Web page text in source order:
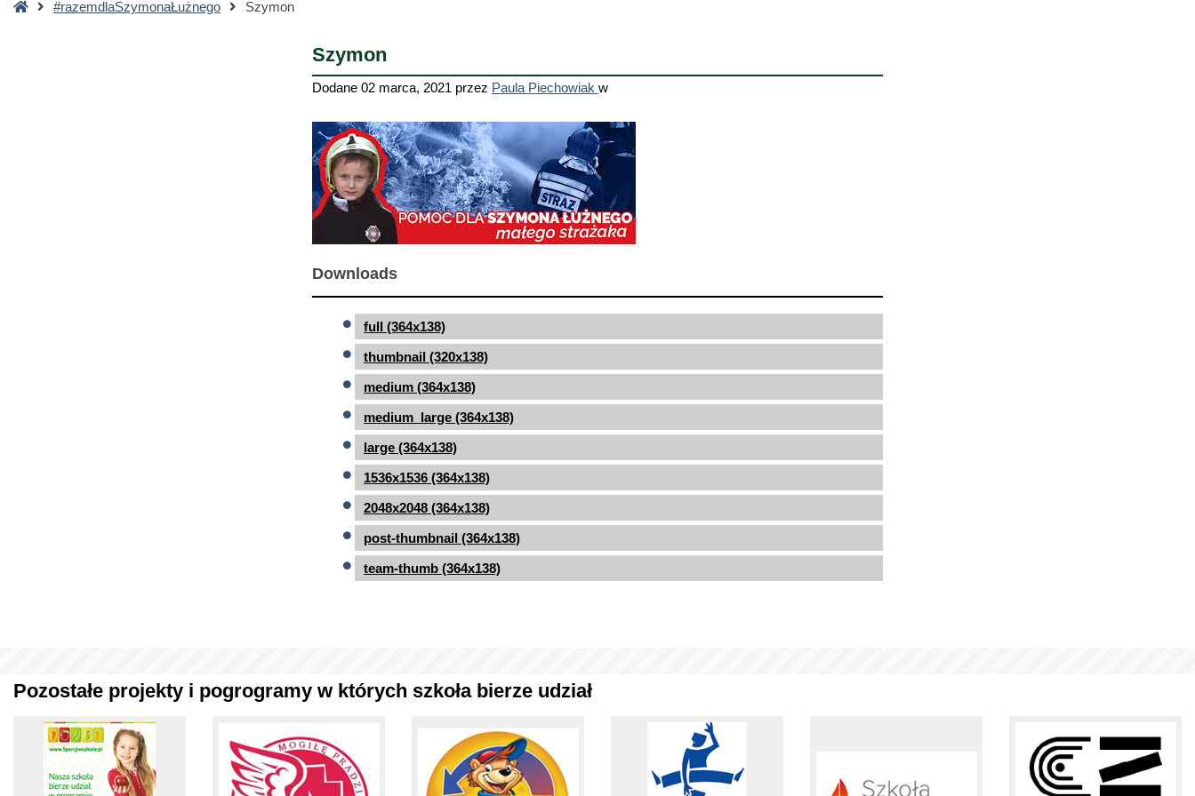
Strona#razemdlaSzymonaŁużnego Szymon
Szymon
Dodane 02 marca, 2021 przez Paula Piechowiak w
Downloads
full (364x138)
thumbnail (320x138)
medium (364x138)
medium_large (364x138)
large (364x138)
1536x1536 (364x138)
2048x2048 (364x138)
post-thumbnail (364x138)
team-thumb (364x138)
Pozostałe projekty i pogrogramy w których szkoła bierze udział